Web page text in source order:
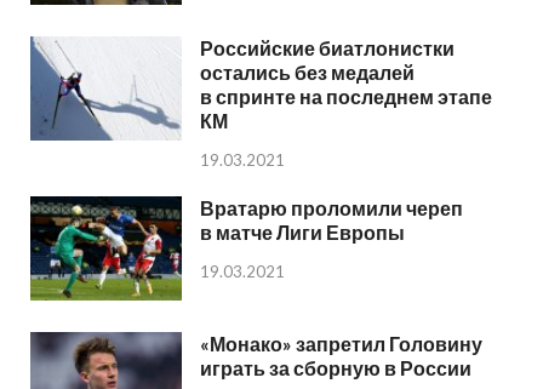
Российские биатлонистки
остались без медалей
в спринте на последнем этапе
КМ
19.03.2021
Вратарю проломили череп
в матче Лиги Европы
19.03.2021
«Монако» запретил Головину
играть за сборную в России